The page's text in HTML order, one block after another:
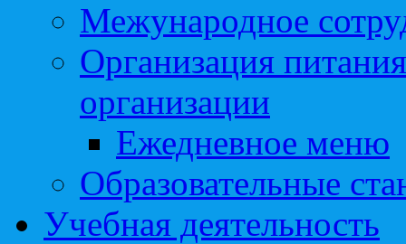
Межународное
Организация
организации
Ежедневное меню
Образовательные
Учебная деятельность